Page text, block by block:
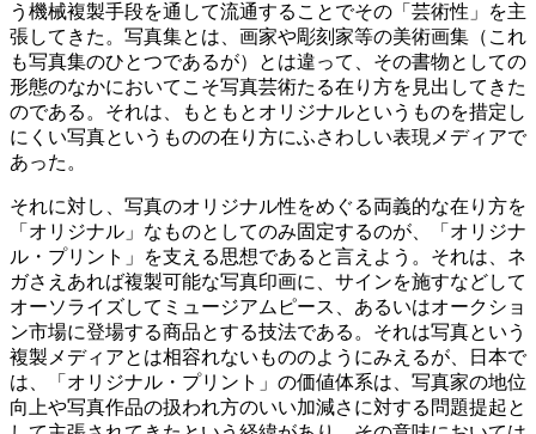
う機械複製手段を通して流通することでその「芸術性」を主
張してきた。写真集とは、画家や彫刻家等の美術画集（これ
も写真集のひとつであるが）とは違って、その書物としての
形態のなかにおいてこそ写真芸術たる在り方を見出してきた
のである。それは、もともとオリジナルというものを措定し
にくい写真というものの在り方にふさわしい表現メディアで
あった。
それに対し、写真のオリジナル性をめぐる両義的な在り方を
「オリジナル」なものとしてのみ固定するのが、「オリジナ
ル・プリント」を支える思想であると言えよう。それは、ネ
ガさえあれば複製可能な写真印画に、サインを施すなどして
オーソライズしてミュージアムピース、あるいはオークショ
ン市場に登場する商品とする技法である。それは写真という
複製メディアとは相容れないもののようにみえるが、日本で
は、「オリジナル・プリント」の価値体系は、写真家の地位
向上や写真作品の扱われ方のいい加減さに対する問題提起と